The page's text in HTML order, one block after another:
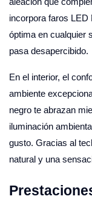
incorpora faros LED
óptima en cualquier
pasa desapercibido.
En el interior, el
ambiente
negro te abrazan
iluminación
gusto. Gracias al
natural y una